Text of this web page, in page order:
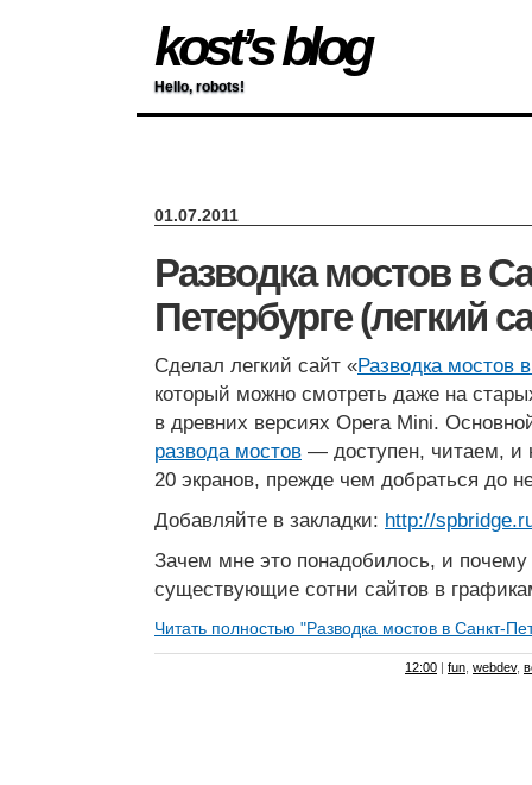
kost’s blog
Hello, robots!
01.07.2011
Разводка мостов в
Петербурге (легкий
Сделал легкий сайт «Разводка мостов
который можно смотреть даже на
в древних версиях Opera Mini.
развода мостов — доступен, читаем, и
20 экранов, прежде чем добраться до
Добавляйте в закладки: http://
Зачем мне это понадобилось, и
существующие сотни сайтов в
Читать полностью "Разводка мостов в Санкт-
12:00 | fun webdev,